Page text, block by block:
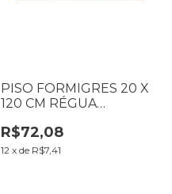
PISO FORMIGRES 20 X
120 CM RÉGUA
R$72,08
12 x de R$7,41